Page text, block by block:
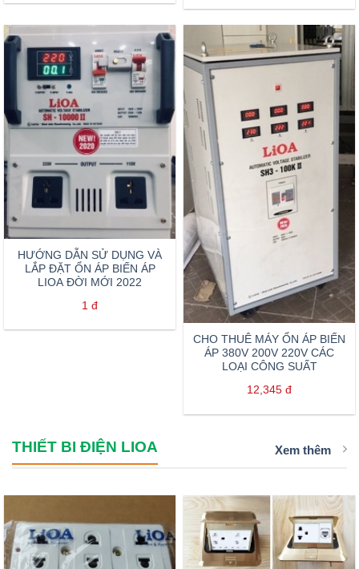
HƯỚNG DẪN SỬ DỤNG VÀ
LẮP ĐẶT ỔN ÁP BIẾN ÁP
LIOA ĐỜI MỚI 2022
1 đ
CHO THUÊ MÁY ỔN ÁP BIẾN
ÁP 380V 200V 220V CÁC
LOẠI CÔNG SUẤT
12,345 đ
THIẾT BI ĐIỆN LIOA Xem thêm